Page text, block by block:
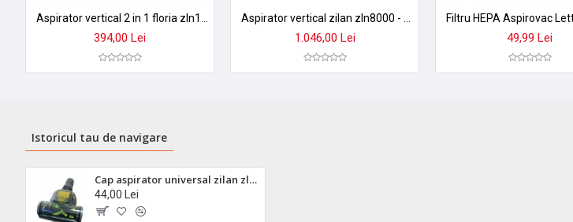
Aspirator vertical 2 in 1 floria zln1665, capacitate 0.8l, putere 1500w, baterie 2200mah, filtru hepa + cyclonic RZLN1665
394,00 Lei
Aspirator vertical zilan zln8000 - aspirare umed/ uscat, 200w, baterie 2500mah, filtru hepa, zgomot redus 74db
1.046,00 Lei 49,99 Lei
Istoricul tau de navigare
Cap aspirator universal zilan zln0386 cu perie ajustabila - gri, usor de curatat
44,00 Lei